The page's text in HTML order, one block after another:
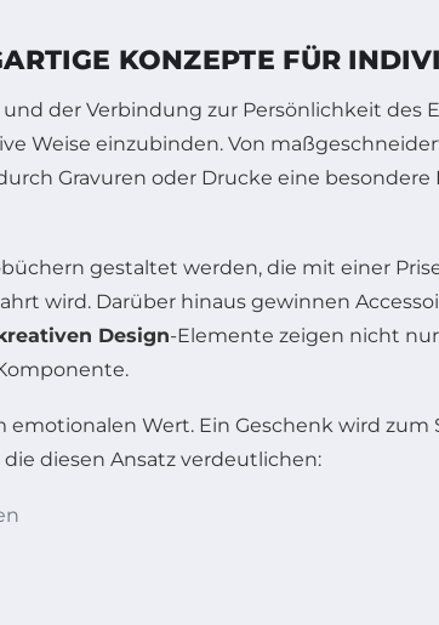
KONZEPTE FÜR
der Verbindung zur Persönlichkeit des
Weise einzubinden. Von
Gravuren oder Drucke eine
gestaltet werden, die mit einer
wird. Darüber hinaus gewinnen
Design-Elemente zeigen nicht
emotionalen Wert. Ein Geschenk wird zum
diesen Ansatz verdeutlichen: